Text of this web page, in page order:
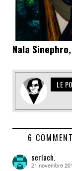
Nala
LE
6
serlach.
dit :
21 novembre